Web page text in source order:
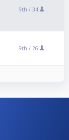
9th / 34
9th / 26